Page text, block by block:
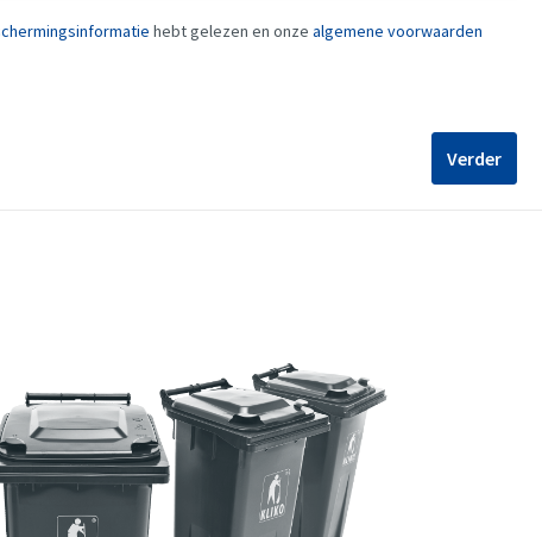
hebt gelezen en onze algemene voorwaarden
Verder